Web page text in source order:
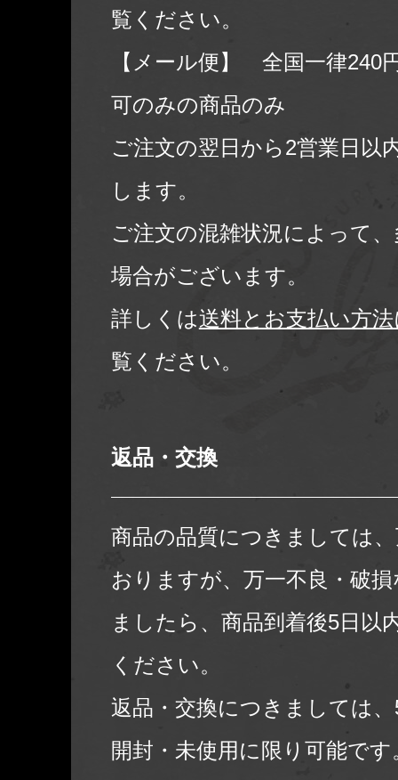
覧ください。
【メール便】 全国一律240
可のみの商品のみ
ご注文の翌日から2営業日以
します。
ご注文の混雑状況によって
場合がございます。
詳しくは送料とお支払い方
覧ください。
返品・交換
商品の品質につきましては
おりますが、万一不良・破
ましたら、商品到着後5日以
ください。
返品・交換につきましては
開封・未使用に限り可能です